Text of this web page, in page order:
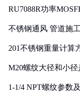
RU7088R功率
不锈钢通风 管道施工
201不锈钢重量计算
M20螺纹大径和小径
1-1/4 NPT螺纹参数